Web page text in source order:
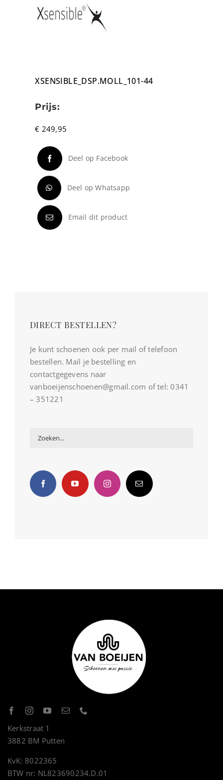
XSENSIBLE_DSP.MOLL_101-44
Prijs:
€ 249,95
Deel op Facebook
Deel op Whatsapp
Email dit product
DIRECT BESTELLEN?
Je kunt schoenen ook per mail of telefoon
bestellen. Mail je bestelling en
contactgegevens naar
vanboeijenschoenen@gmail.com of tel: 0341
– 351221
Kerkstraat 1
3882 BM Putten
KvK: 8022365
BTW nr: NL823690234.D.01